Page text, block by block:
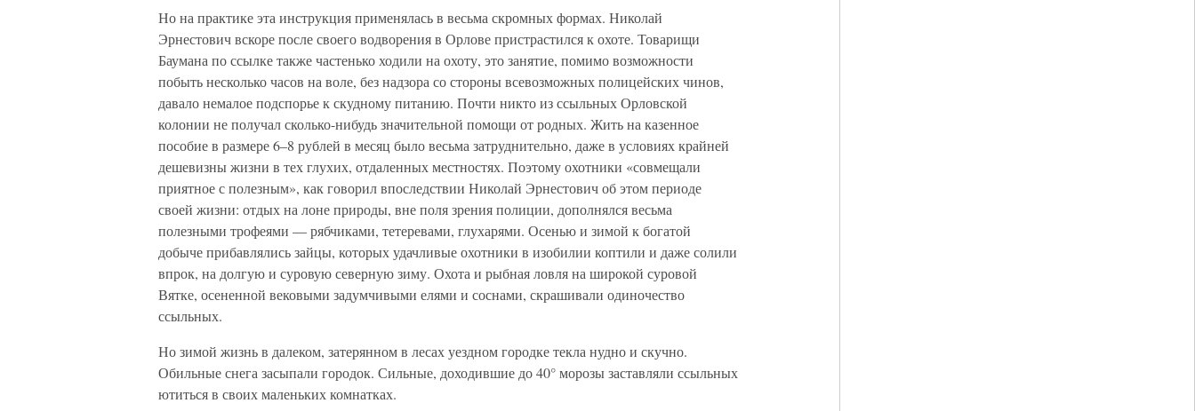
Но на практике эта инструкция применялась в весьма скромных формах. Николай
Эрнестович вскоре после своего водворения в Орлове пристрастился к охоте. Товарищи
Баумана по ссылке также частенько ходили на охоту, это занятие, помимо возможности
побыть несколько часов на воле, без надзора со стороны всевозможных полицейских чинов,
давало немалое подспорье к скудному питанию. Почти никто из ссыльных Орловской
колонии не получал сколько-нибудь значительной помощи от родных. Жить на казенное
пособие в размере 6–8 рублей в месяц было весьма затруднительно, даже в условиях крайней
дешевизны жизни в тех глухих, отдаленных местностях. Поэтому охотники «совмещали
приятное с полезным», как говорил впоследствии Николай Эрнестович об этом периоде
своей жизни: отдых на лоне природы, вне поля зрения полиции, дополнялся весьма
полезными трофеями — рябчиками, тетеревами, глухарями. Осенью и зимой к богатой
добыче прибавлялись зайцы, которых удачливые охотники в изобилии коптили и даже солили
впрок, на долгую и суровую северную зиму. Охота и рыбная ловля на широкой суровой
Вятке, осененной вековыми задумчивыми елями и соснами, скрашивали одиночество
ссыльных.
Но зимой жизнь в далеком, затерянном в лесах уездном городке текла нудно и скучно.
Обильные снега засыпали городок. Сильные, доходившие до 40° морозы заставляли ссыльных
ютиться в своих маленьких комнатках.